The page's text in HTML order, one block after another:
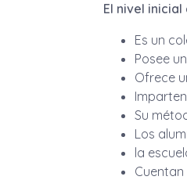
El nivel
Es un
Posee
Ofrece
Su
Los
la